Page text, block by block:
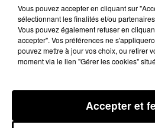
16 avril 2025 - 2 min 16 sec
LES INFOS DU GRAND
16/04/2025 À 12H00
Podcasts infos du grand
Vous pouvez accepter en cliquant sur
sélectionnant les finalités et/ou
Vous pouvez également refuser en
accepter". Vos préférences ne
pouvez mettre à jour vos choix, ou retirer
moment via le lien "Gérer les cookies"
Accepter et